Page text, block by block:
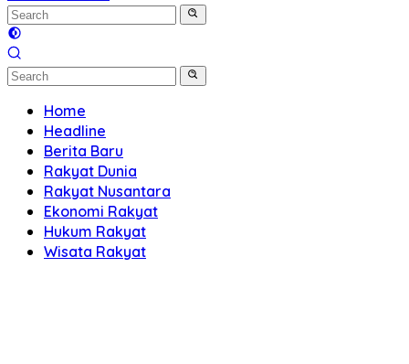
Home
Headline
Berita Baru
Rakyat Dunia
Rakyat Nusantara
Ekonomi Rakyat
Hukum Rakyat
Wisata Rakyat